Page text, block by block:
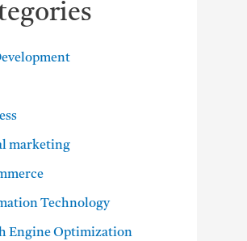
marketing
Technology
Engine Optimization